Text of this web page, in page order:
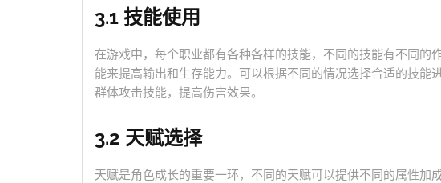
3.1 技能使用
在游戏中，每个职业都有各种各样的技能，不同的技能有不同的
能来提高输出和生存能力。可以根据不同的情况选择合适的技能
群体攻击技能，提高伤害效果。
3.2 天赋选择
天赋是角色成长的重要一环，不同的天赋可以提供不同的属性加